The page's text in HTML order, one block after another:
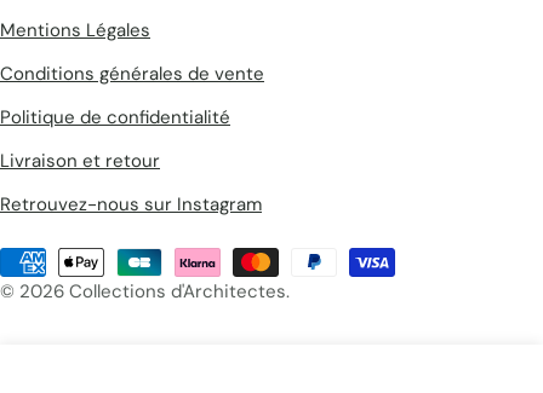
Mentions Légales
Conditions générales de vente
Politique de confidentialité
Livraison et retour
Retrouvez-nous sur Instagram
© 2026 Collections d'Architectes.
Méthodes
de